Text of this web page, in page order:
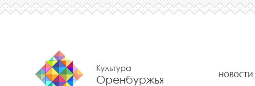
Культура
Оренбуржья НОВОСТИ